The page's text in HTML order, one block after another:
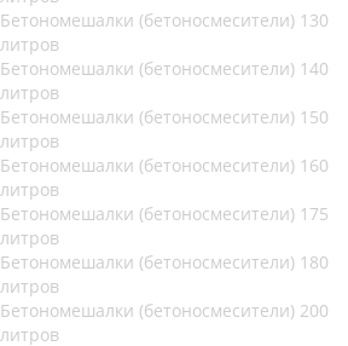
Бетономешалки (бетоносмесители) 130
литров
Бетономешалки (бетоносмесители) 140
литров
Бетономешалки (бетоносмесители) 150
литров
Бетономешалки (бетоносмесители) 160
литров
Бетономешалки (бетоносмесители) 175
литров
Бетономешалки (бетоносмесители) 180
литров
Бетономешалки (бетоносмесители) 200
литров